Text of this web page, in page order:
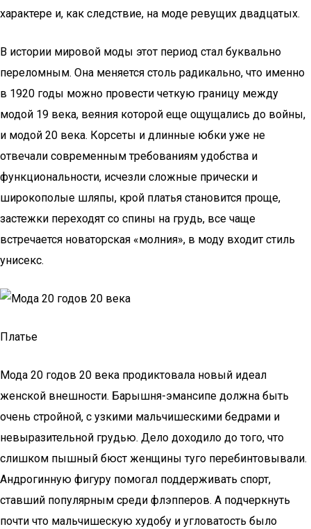
характере и, как следствие, на моде ревущих двадцатых.
В истории мировой моды этот период стал буквально
переломным. Она меняется столь радикально, что именно
в 1920 годы можно провести четкую границу между
модой 19 века, веяния которой еще ощущались до войны,
и модой 20 века. Корсеты и длинные юбки уже не
отвечали современным требованиям удобства и
функциональности, исчезли сложные прически и
широкополые шляпы, крой платья становится проще,
застежки переходят со спины на грудь, все чаще
встречается новаторская «молния», в моду входит стиль
унисекс.
Платье
Мода 20 годов 20 века продиктовала новый идеал
женской внешности. Барышня-эмансипе должна быть
очень стройной, с узкими мальчишескими бедрами и
невыразительной грудью. Дело доходило до того, что
слишком пышный бюст женщины туго перебинтовывали.
Андрогинную фигуру помогал поддерживать спорт,
ставший популярным среди флэпперов. А подчеркнуть
почти что мальчишескую худобу и угловатость было